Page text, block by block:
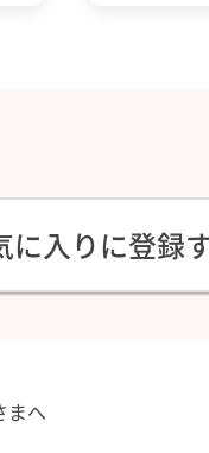
に入りに登録
まへ